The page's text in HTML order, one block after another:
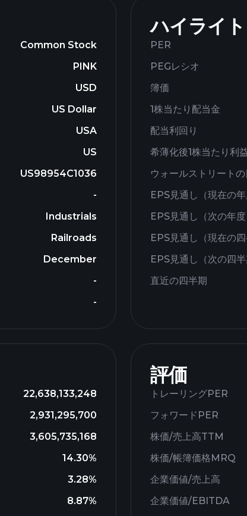
Common Stock
PINK
USD
US Dollar
USA
US
US98954C1036
-
Industrials
Railroads
December
-
-
ハイライト
PER
PEGレシオ
簿価
1株当たり配当金
配当利回り
希薄化後1株当たり利
ウォールストリート
EPS見通し（現在の年
EPS見通し（次の年度
EPS見通し（現在の四
EPS見通し（次の四半
直近の四半期
22,638,133,248
2,931,295,700
3,605,735,168
14.30%
3.28%
8.87%
評価
トレーリングPER
フォワードPER
株価/売上高TTM
株価/帳簿価格MRQ
企業価値/売上高
企業価値/EBITDA